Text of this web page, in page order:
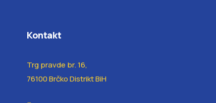
Kontakt
Trg pravde br. 16,
76100 Brčko Distrikt BiH